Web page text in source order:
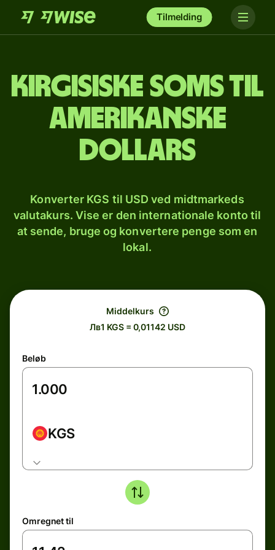
Tilmelding
Kirgisiske soms til
amerikanske
dollars
Konverter KGS til USD ved midtmarkeds
valutakurs. Vise er den internationale konto til
at sende, bruge og konvertere penge som en
lokal.
Middelkurs
Лв1 KGS = 0,01142 USD
Beløb
KGS
Omregnet til